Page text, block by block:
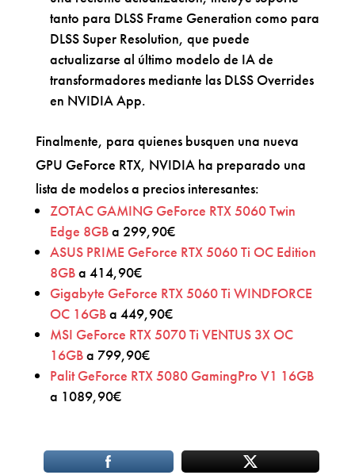
tanto para DLSS Frame Generation como para
DLSS Super Resolution, que puede
actualizarse al último modelo de IA de
transformadores mediante las DLSS Overrides
en NVIDIA App.
Finalmente, para quienes busquen una nueva
GPU GeForce RTX, NVIDIA ha preparado una
lista de modelos a precios interesantes:
ZOTAC GAMING GeForce RTX 5060 Twin
Edge 8GBa 299,90€
ASUS PRIME GeForce RTX 5060 Ti OC Edition
8GBa 414,90€
Gigabyte GeForce RTX 5060 Ti WINDFORCE
OC 16GBa 449,90€
MSI GeForce RTX 5070 Ti VENTUS 3X OC
16GBa 799,90€
Palit GeForce RTX 5080 GamingPro V1 16GB
a 1089,90€